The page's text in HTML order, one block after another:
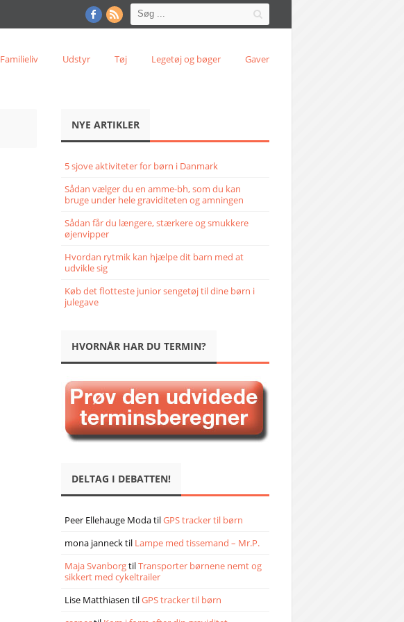
Familieliv Udstyr Tøj Legetøj og bøger Gaver
NYE ARTIKLER
5 sjove aktiviteter for børn i Danmark
Sådan vælger du en amme-bh, som du kan
bruge under hele graviditeten og amningen
Sådan får du længere, stærkere og smukkere
øjenvipper
Hvordan rytmik kan hjælpe dit barn med at
udvikle sig
Køb det flotteste junior sengetøj til dine børn i
julegave
HVORNÅR HAR DU TERMIN?
DELTAG I DEBATTEN!
Peer Ellehauge ModatilGPS tracker til børn
mona jannecktil Lampe med tissemand – Mr.P.
Maja SvanborgtilTransporter børnene nemt og
sikkert med cykeltrailer
Lise Matthiasen tilGPS tracker til børn